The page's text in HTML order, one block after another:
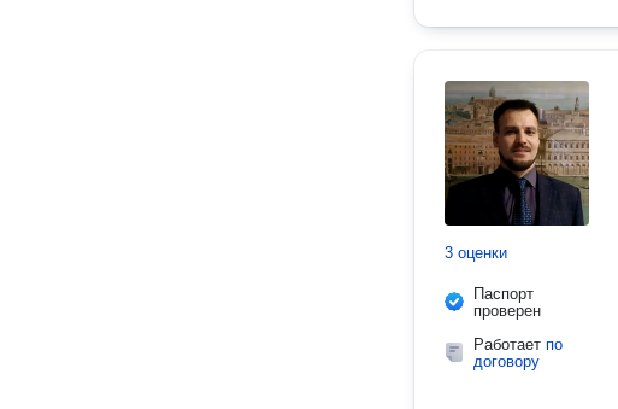
3 оценки
Паспорт
проверен
Работает по
договору